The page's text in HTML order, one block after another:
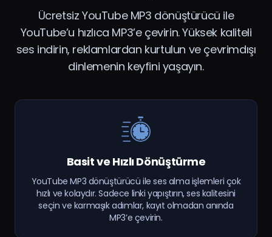
Ücretsiz YouTube MP3 dönüştürücü ile
YouTube’u hızlıca MP3’e çevirin. Yüksek kaliteli
ses indirin, reklamlardan kurtulun ve çevrimdışı
dinlemenin keyfini yaşayın.
Basit ve Hızlı Dönüştürme
YouTube MP3 dönüştürücü ile ses alma işlemleri çok
hızlı ve kolaydır. Sadece linki yapıştırın, ses kalitesini
seçin ve karmaşık adımlar, kayıt olmadan anında
MP3’e çevirin.